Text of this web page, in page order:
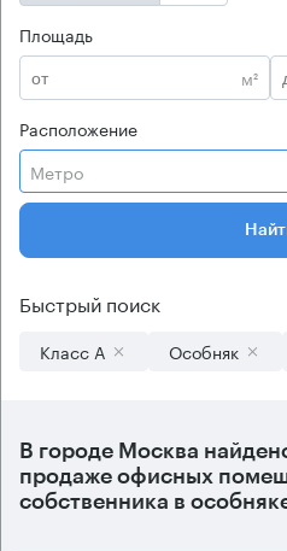
Площадь
м²
Расположение
Метро
Быстрый поиск
Класс А Особняк
В городе Москва
продаже офисных
собственника в